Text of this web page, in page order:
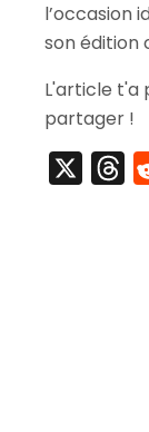
l’occasion
son édition
L'article t'a
partager !